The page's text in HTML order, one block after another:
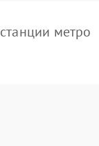
метро